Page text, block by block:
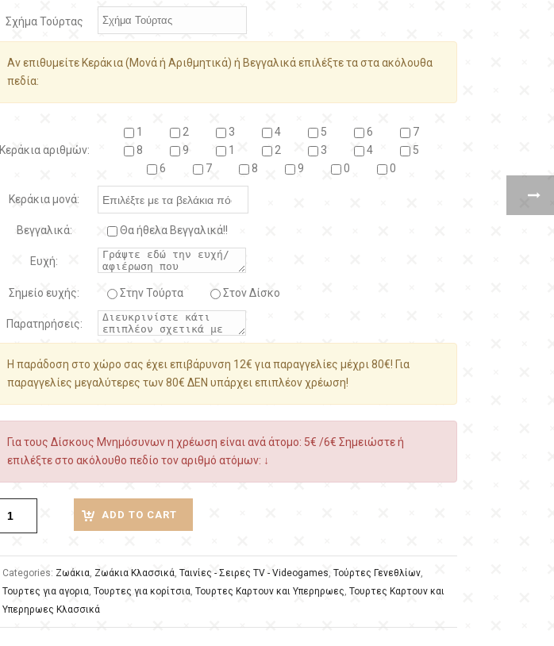
Σχήμα Τούρτας
Αν επιθυμείτε Κεράκια (Μονά ή Αριθμητικά) ή Βεγγαλικά επιλέξτε τα στα ακόλουθα
πεδία:
Κεράκια αριθμών:
1 2 3 4 5 6
7
8
9 1 2 3 4
5
6
7 8 9 0 0
Κεράκια μονά:
Βεγγαλικά: Θα ήθελα Βεγγαλικά!!
Ευχή:
Σημείο ευχής: Στην Τούρτα Στον Δίσκο
Παρατηρήσεις:
Η παράδοση στο χώρο σας έχει επιβάρυνση 12€ για παραγγελίες μέχρι 80€! Για
παραγγελίες μεγαλύτερες των 80€ ΔΕΝ υπάρχει επιπλέον χρέωση!
Για τους Δίσκους Μνημόσυνων η χρέωση είναι ανά άτομο: 5€ /6€ Σημειώστε ή
επιλέξτε στο ακόλουθο πεδίο τον αριθμό ατόμων: ↓
ADD TO CART
Categories: Ζωάκια, Ζωάκια Κλασσικά, Ταινίες - Σειρες TV - Videogames, Τούρτες Γενεθλίων,
Τουρτες για αγορια, Τουρτες για κορίτσια, Τουρτες Καρτουν και Υπερηρωες, Τουρτες Καρτουν και
Υπερηρωες Κλασσικά